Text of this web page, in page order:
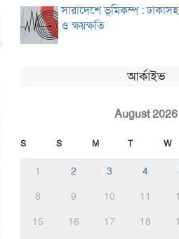
সারাদেশে ভূমিকম্প :
ও ক্ষয়ক্ষতি
আর্কাইভ
August 2026
S S M T W
1 2 3 4
8
9 10 11
15
16 17 18